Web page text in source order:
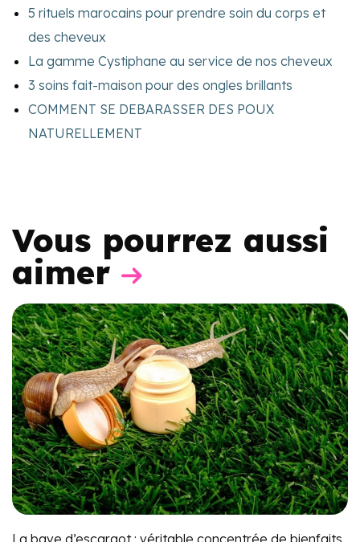
5 rituels marocains pour prendre soin du corps et
des cheveux
La gamme Cystiphane au service de nos cheveux
3 soins fait-maison pour des ongles brillants
COMMENT SE DEBARASSER DES POUX
NATURELLEMENT
Vous pourrez aussi
aimer